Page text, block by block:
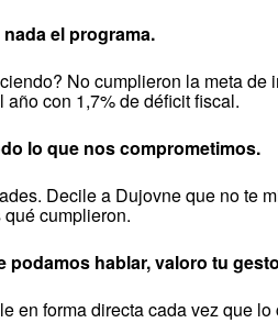
el programa.
No cumplieron la meta de
con 1,7% de déficit fiscal.
lo que nos comprometimos.
Decile a Dujovne que no te
cumplieron.
podamos hablar, valoro tu
en forma directa cada vez que lo